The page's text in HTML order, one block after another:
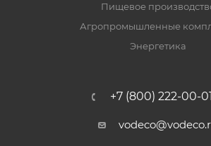
Пищевое
Агропромышленные
Энергетика
+7 (800) 222-00-01